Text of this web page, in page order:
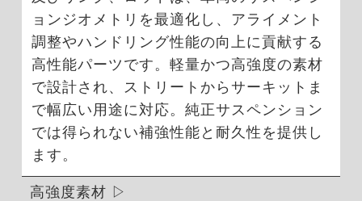
ョンジオメトリを最適化し、アライメント
調整やハンドリング性能の向上に貢献する
高性能パーツです。軽量かつ高強度の素材
で設計され、ストリートからサーキットま
で幅広い用途に対応。純正サスペンション
では得られない補強性能と耐久性を提供し
ます。
高強度素材